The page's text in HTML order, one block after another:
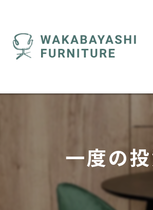
一度の